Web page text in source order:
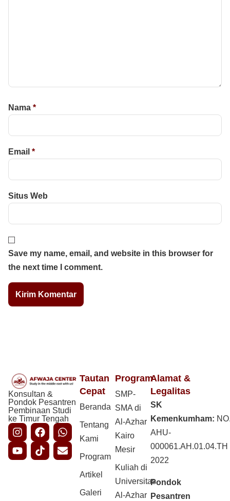
Nama *
Email *
Situs Web
Save my name, email, and website in this browser for
the next time I comment.
Konsultan &
Pondok Pesantren
Pembinaan Studi
ke Timur Tengah
Tautan
Cepat
Beranda
Tentang
Kami
Program
Artikel
Galeri
Program
SMP-
SMA di
Al-Azhar
Kairo
Mesir
Kuliah di
Universitas
Al-Azhar
Alamat &
Legalitas
SK
Kemenkumham:
AHU-
000061.AH.01.04.TH
2022
Pondok
Pesantren